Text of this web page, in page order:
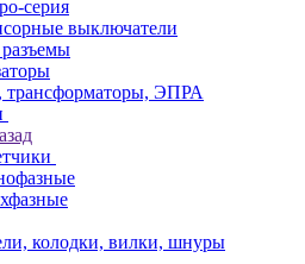
серия
выключатели
трансформаторы, ЭПРА
колодки, вилки, шнуры